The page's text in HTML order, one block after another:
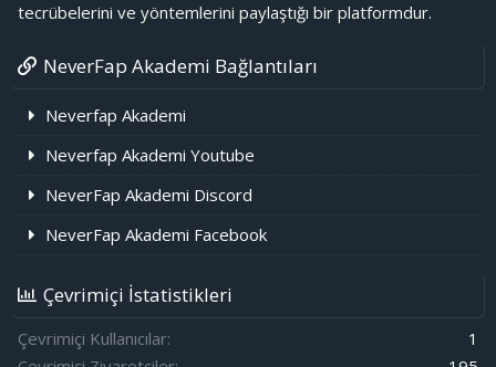
tecrübelerini ve yöntemlerini paylaştığı bir platformdur.
NeverFap Akademi Bağlantıları
Neverfap Akademi
Neverfap Akademi Youtube
NeverFap Akademi Discord
NeverFap Akademi Facebook
Çevrimiçi İstatistikleri
Çevrimiçi Kullanıcılar
1